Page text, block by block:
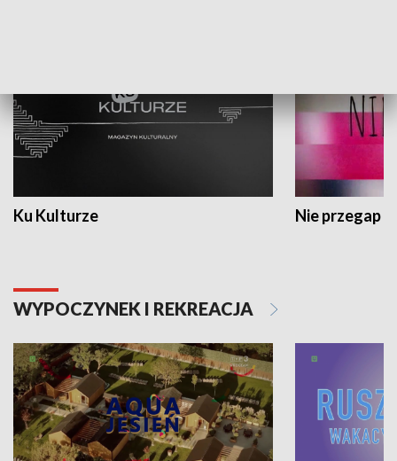
Ku Kulturze Nie przegap
WYPOCZYNEK I REKREACJA